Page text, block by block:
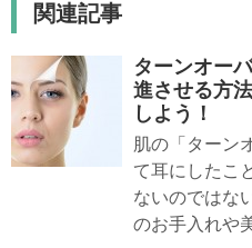
関連記事
ターンオー
進させる方
しよう！
肌の「ターン
て耳にしたこ
ないのではな
のお手入れや